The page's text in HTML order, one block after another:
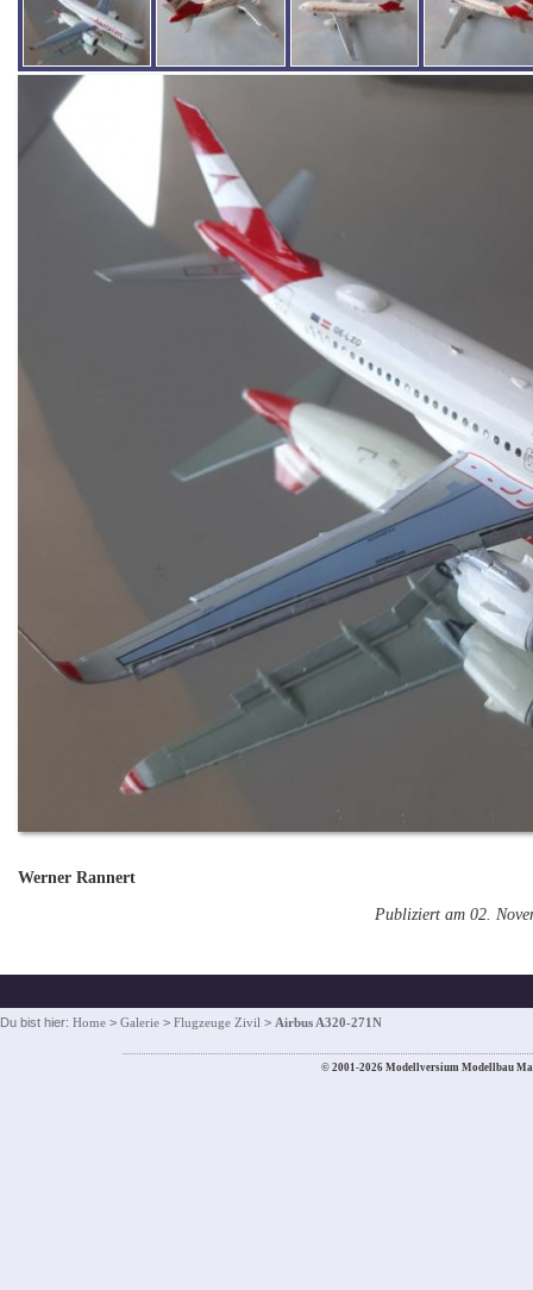
Werner Rannert
Publiziert am 02.
Du bist hier: Home > Galerie > Flugzeuge Zivil > Airbus A320-271N
© 2001-2026 Modellversium Modellbau